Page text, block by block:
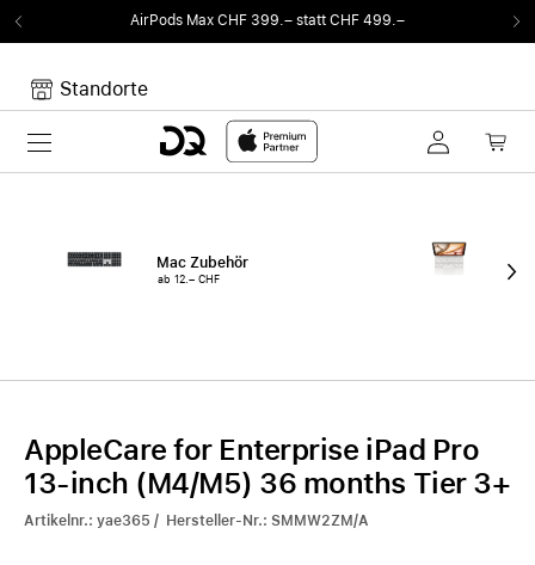
AirPods Max CHF 399.– statt CHF 499.–
Standorte
Toggle navigation
Mac Zubehör
ab 12.– CHF ab
AppleCare for Enterprise iPad Pro
13-inch (M4/M5) 36 months Tier 3+
Artikelnr.: yae365 / Hersteller-Nr.: SMMW2ZM/A